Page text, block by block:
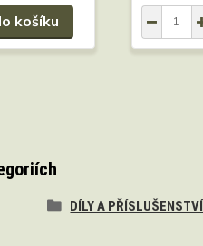
košíku
DÍLY A PŘÍSLUŠENSTVÍ